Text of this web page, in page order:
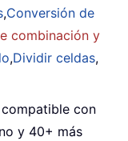
,Conversión de
combinación y
,Dividir celdas,
con
y 40+ más